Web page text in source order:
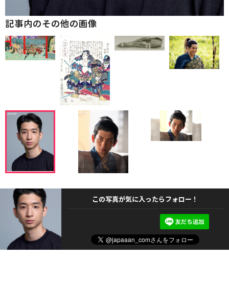
記事内のその他の画像
この写真が気に入ったらフォロー！